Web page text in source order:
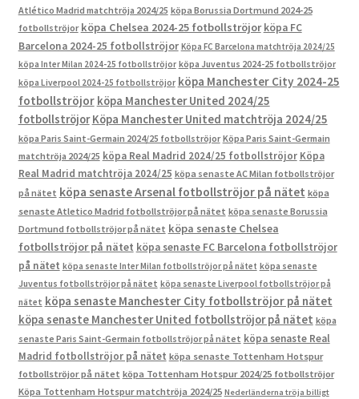
Atlético Madrid matchtröja 2024/25 köpa Borussia Dortmund 2024-25
fotbollströjor köpa Chelsea 2024-25 fotbollströjor köpa FC
Barcelona 2024-25 fotbollströjor Köpa FC Barcelona matchtröja 2024/25
köpa Inter Milan 2024-25 fotbollströjor köpa Juventus 2024-25 fotbollströjor
köpa Liverpool 2024-25 fotbollströjor köpa Manchester City 2024-25
fotbollströjor köpa Manchester United 2024/25
fotbollströjor Köpa Manchester United matchtröja 2024/25
köpa Paris Saint-Germain 2024/25 fotbollströjor Köpa Paris Saint-Germain
matchtröja 2024/25 köpa Real Madrid 2024/25 fotbollströjor Köpa
Real Madrid matchtröja 2024/25 köpa senaste AC Milan fotbollströjor
på nätet köpa senaste Arsenal fotbollströjor på nätet köpa
senaste Atletico Madrid fotbollströjor på nätet köpa senaste Borussia
Dortmund fotbollströjor på nätet köpa senaste Chelsea
fotbollströjor på nätet köpa senaste FC Barcelona fotbollströjor
på nätet köpa senaste Inter Milan fotbollströjor på nätet köpa senaste
Juventus fotbollströjor på nätet köpa senaste Liverpool fotbollströjor på
nätet köpa senaste Manchester City fotbollströjor på nätet
köpa senaste Manchester United fotbollströjor på nätet köpa
senaste Paris Saint-Germain fotbollströjor på nätet köpa senaste Real
Madrid fotbollströjor på nätet köpa senaste Tottenham Hotspur
fotbollströjor på nätet köpa Tottenham Hotspur 2024/25 fotbollströjor
Köpa Tottenham Hotspur matchtröja 2024/25 Nederländerna tröja billigt